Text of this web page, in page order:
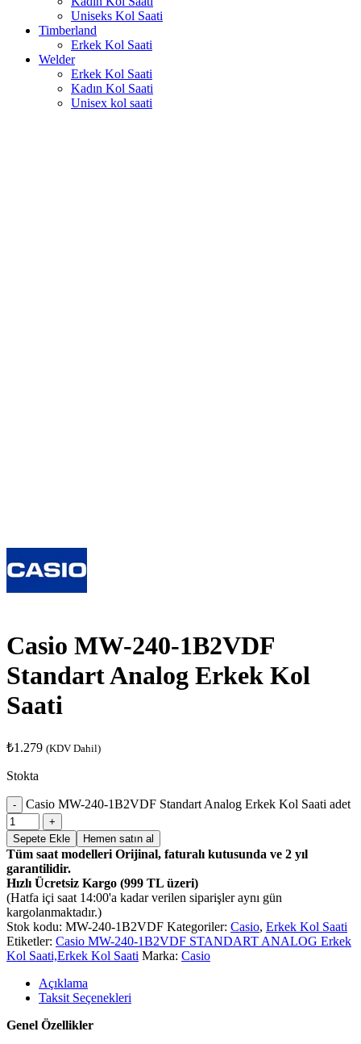
Uniseks Kol Saati
Timberland
Erkek Kol Saati
Welder
Erkek Kol Saati
Kadın Kol Saati
Unisex kol saati
Casio MW-240-1B2VDF
Standart Analog Erkek Kol
Saati
₺1.279 (KDV Dahil)
Stokta
Casio MW-240-1B2VDF Standart Analog Erkek Kol Saati adet
Sepete Ekle Hemen satın al
Tüm saat modelleri Orijinal, faturalı kutusunda ve 2 yıl
garantilidir.
Hızlı Ücretsiz Kargo (999 TL üzeri)
(Hatfa içi saat 14:00'a kadar verilen siparişler aynı gün
kargolanmaktadır.)
Stok kodu: MW-240-1B2VDF Kategoriler: Casio, Erkek Kol Saati
Etiketler: Casio MW-240-1B2VDF STANDART ANALOG Erkek
Kol Saati,Erkek Kol Saati Marka: Casio
Açıklama
Taksit Seçenekleri
Genel Özellikler